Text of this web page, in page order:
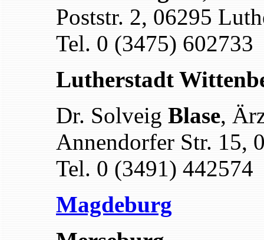
Poststr. 2, 06295
Tel. 0 (3475) 602733
Lutherstadt
Dr. Solveig Blase,
Annendorfer Str. 15,
Tel. 0 (3491) 442574
Magdeburg